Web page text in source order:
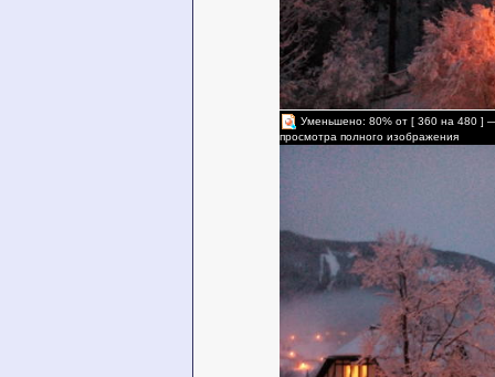
Уменьшено: 80% от [ 360 на 480 ]
просмотра полного изображения